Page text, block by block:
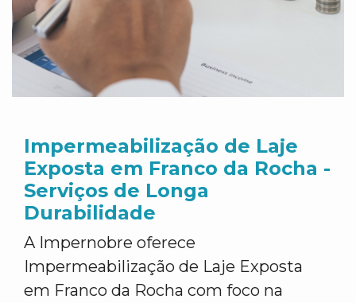
Impermeabilização de Laje
Exposta em Franco da Rocha -
Serviços de Longa
Durabilidade
A Impernobre oferece
Impermeabilização de Laje Exposta
em Franco da Rocha com foco na